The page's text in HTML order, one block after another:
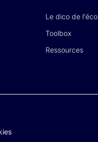
Le dico de l'éco
Toolbox
Ressources